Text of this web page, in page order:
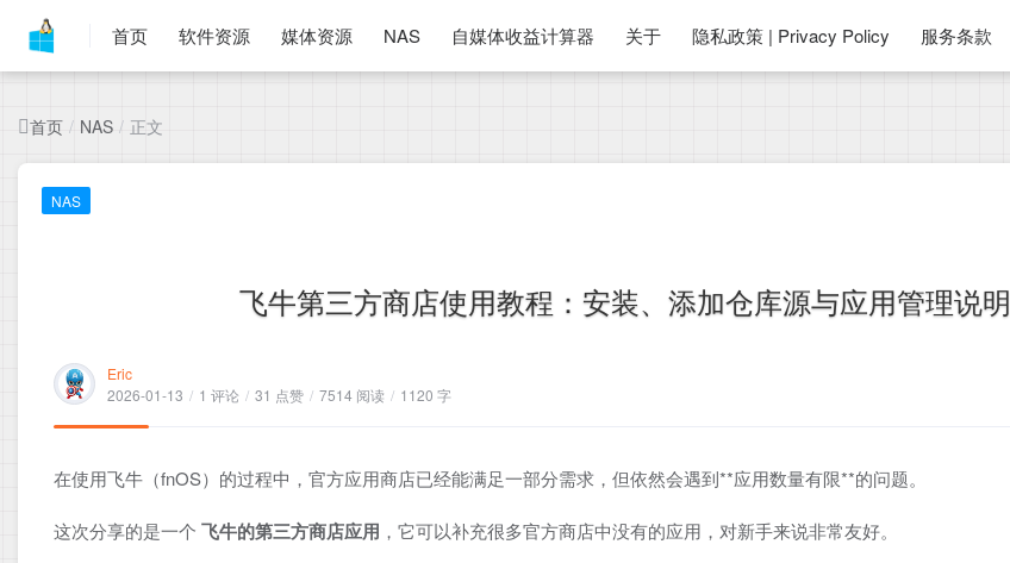
首页 软件资源 媒体资源 NAS 自媒体收益计算器 关于 隐私政策 | Privacy Policy 服务条款
首页 / NAS / 正文
NAS
飞牛第三方商店使用教程：安装、添加仓库源与应用管理说明
Eric
2026-01-13 / 1 评论 / 31 点赞 / 7514 阅读 / 1120 字
在使用飞牛（fnOS）的过程中，官方应用商店已经能满足一部分需求，但依然会遇到**应用数量有限**的问题。
这次分享的是一个 飞牛的第三方商店应用 ，它可以补充很多官方商店中没有的应用，对新手来说非常友好。